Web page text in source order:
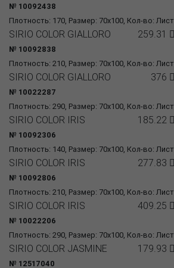
Плотность: 170, Размер: 70x100, Кол-во: Лист
№ 10092438
Плотность: 210, Размер: 70x100, Кол-во: Лист
SIRIO COLOR GIALLORO
№ 10092838
259.31
Плотность: 290, Размер: 70x100, Кол-во: Лист
SIRIO COLOR GIALLORO
№ 10022287
376
Плотность: 140, Размер: 70x100, Кол-во: Лист
SIRIO COLOR IRIS
№ 10092306
185.22
Плотность: 210, Размер: 70x100, Кол-во: Лист
SIRIO COLOR IRIS
№ 10092806
277.83
Плотность: 290, Размер: 70x100, Кол-во: Лист
SIRIO COLOR IRIS
№ 10022206
409.25
SIRIO COLOR JASMINE
№ 12517040
179.93